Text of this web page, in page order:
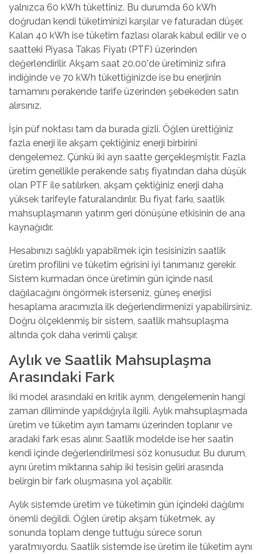
yalnızca 60 kWh tükettiniz. Bu durumda 60 kWh
doğrudan kendi tüketiminizi karşılar ve faturadan düşer.
Kalan 40 kWh ise tüketim fazlası olarak kabul edilir ve o
saatteki Piyasa Takas Fiyatı (PTF) üzerinden
değerlendirilir. Akşam saat 20.00'de üretiminiz sıfıra
indiğinde ve 70 kWh tükettiğinizde ise bu enerjinin
tamamını perakende tarife üzerinden şebekeden satın
alırsınız.
İşin püf noktası tam da burada gizli. Öğlen ürettiğiniz
fazla enerji ile akşam çektiğiniz enerji birbirini
dengelemez. Çünkü iki ayrı saatte gerçekleşmiştir. Fazla
üretim genellikle perakende satış fiyatından daha düşük
olan PTF ile satılırken, akşam çektiğiniz enerji daha
yüksek tarifeyle faturalandırılır. Bu fiyat farkı, saatlik
mahsuplaşmanın yatırım geri dönüşüne etkisinin de ana
kaynağıdır.
Hesabınızı sağlıklı yapabilmek için tesisinizin saatlik
üretim profilini ve tüketim eğrisini iyi tanımanız gerekir.
Sistem kurmadan önce üretimin gün içinde nasıl
dağılacağını öngörmek isterseniz, güneş enerjisi
hesaplama aracımızla ilk değerlendirmenizi yapabilirsiniz.
Doğru ölçeklenmiş bir sistem, saatlik mahsuplaşma
altında çok daha verimli çalışır.
Aylık ve Saatlik Mahsuplaşma
Arasındaki Fark
İki model arasındaki en kritik ayrım, dengelemenin hangi
zaman diliminde yapıldığıyla ilgili. Aylık mahsuplaşmada
üretim ve tüketim ayın tamamı üzerinden toplanır ve
aradaki fark esas alınır. Saatlik modelde ise her saatin
kendi içinde değerlendirilmesi söz konusudur. Bu durum,
aynı üretim miktarına sahip iki tesisin geliri arasında
belirgin bir fark oluşmasına yol açabilir.
Aylık sistemde üretim ve tüketimin gün içindeki dağılımı
önemli değildi. Öğlen üretip akşam tüketmek, ay
sonunda toplam denge tuttuğu sürece sorun
yaratmıyordu. Saatlik sistemde ise üretim ile tüketim aynı